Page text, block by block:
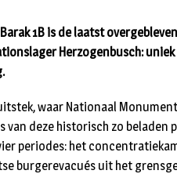
Barak 1B is de laatst
Herzogenbusch:
waar Nationaal
van deze historisch zo beladen
periodes: het
burgerevacués uit het